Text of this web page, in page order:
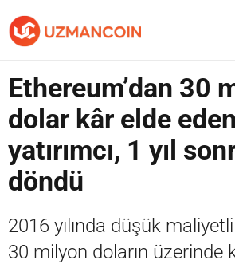
Piyasa
Soru Sor
Contact / İletişim
Ethereum’dan 30
dolar kâr elde eden
yatırımcı, 1 yıl
döndü
2016 yılında düşük maliyetli
30 milyon doların üzerinde